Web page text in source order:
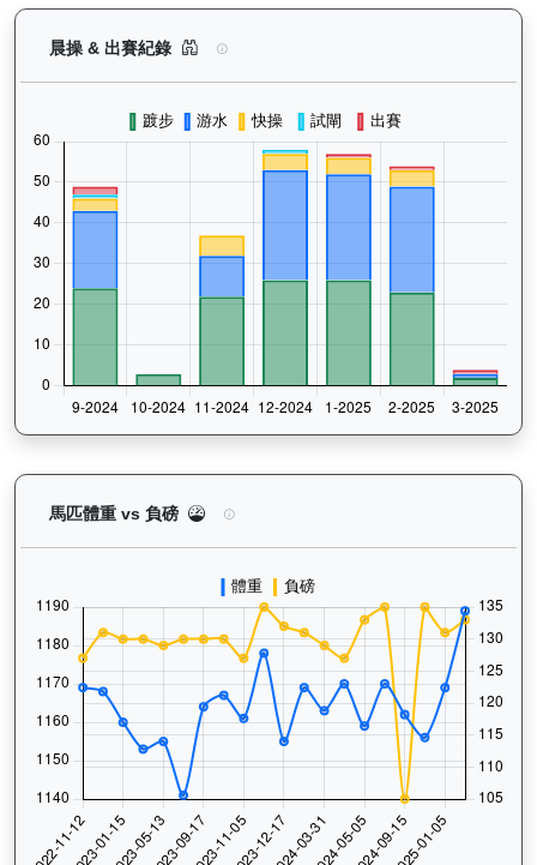
晨操 & 出賽紀錄 萬事快（G416）— 晨操及出賽紀錄圖表
馬匹體重 vs 負磅 萬事快（G416）— 馬匹體重與負磅走